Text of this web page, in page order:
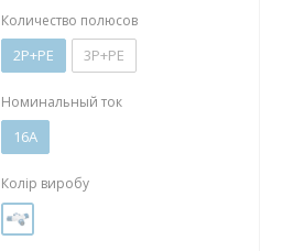
Количество полюсов
2P+PE 3P+PE
Номинальный ток
16А
Колір виробу